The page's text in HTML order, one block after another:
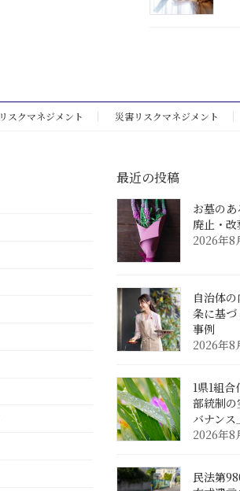
リスクマネジメント 災害リスクマネジメント
最近の投稿
お墓の
廃止・
2026年8
自治体
条に基
事例
2026年8
1県1組
部統制の
バナンス
2026年8
民法第